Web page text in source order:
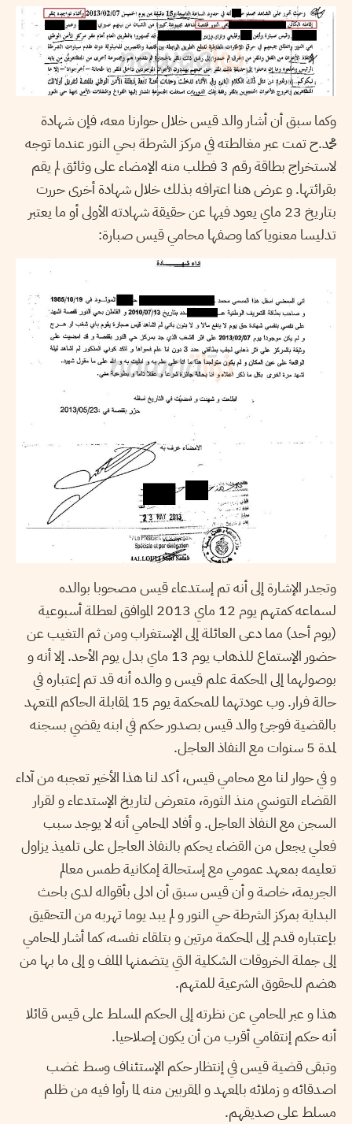
وكما سبق أن أشار والد قيس خلال حوارنا معه، فإن شهادة
محمد.ح تمت عبر مغالطته في مركز الشرطة بحي النور عندما توجه
لاستخراج بطاقة رقم 3 فطلب منه الإمضاء على وثائق لم يقم
بقرائتها. و عرض هنا اعترافه بذلك خلال شهادة أخرى حررت
بتاريخ 23 ماي يعود فيها عن حقيقة شهادته الأولى أو ما يعتبر
تدليسا معنويا كما وصفها محامي قيس صبارة:
وتجدر الإشارة إلى أنه تم إستدعاء قيس مصحوبا بوالده
لسماعه كمتهم يوم 12 ماي 2013 الموافق لعطلة أسبوعية
(يوم أحد) مما دعى العائلة إلى الإستغراب ومن ثم التغيب عن
حضور الإستماع للذهاب يوم 13 ماي بدل يوم الأحد. إلا أنه و
بوصولهما إلى المحكمة علم قيس و والده أنه قد تم إعتباره في
حالة فرار. وب عودتهما للمحكمة يوم 15 لمقابلة الحاكم المتعهد
بالقضية فوجئ والد قيس بصدور حكم في ابنه يقضي بسجنه
لمدة 5 سنوات مع النفاذ العاجل.
و في حوار لنا مع محامي قيس، أكد لنا هذا الأخير تعجبه من آداء
القضاء التونسي منذ الثورة، متعرض لتاريخ الإستدعاء و لقرار
السجن مع النفاذ العاجل. و أفاد المحامي أنه لا يوجد سبب
فعلي يجعل من القضاء يحكم بالنفاذ العاجل على تلميذ يزاول
تعليمه بمعهد عمومي مع إستحالة إمكانية طمس معالم
الجريمة، خاصة و أن قيس سبق أن ادلى بأقواله لدى باحث
البداية بمركز الشرطة حي النور و لم يبد يوما تهربه من التحقيق
بإعتباره قدم إلى المحكمة مرتين و بتلقاء نفسه، كما أشار المحامي
إلى جملة الخروقات الشكلية التي يتضمنها الملف و إلى ما بها من
هضم للحقوق الشرعية للمتهم.
هذا و عبر المحامي عن نظرته إلى الحكم المسلط على قيس قائلا
أنه حكم إنتقامي أقرب من أن يكون إصلاحيا.
وتبقى قضية قيس في إنتظار حكم الإستئناف وسط غضب
اصدقائه و زملائه بالمعهد و المقربين منه لما رأوا فيه من ظلم
مسلط على صديقهم.